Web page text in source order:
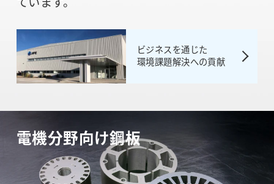
ビジネスを通じた
環境課題解決への貢献
電機分野向け鋼板